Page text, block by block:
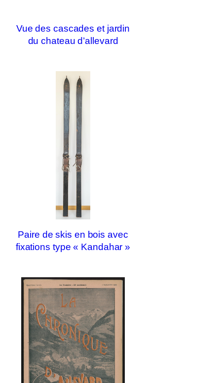
Vue des cascades et jardin
du chateau d’allevard
Paire de skis en bois avec
fixations type « Kandahar »